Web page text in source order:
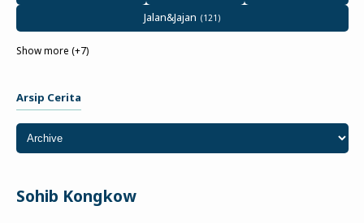
Jalan&Jajan
Show more (+7)
Arsip Cerita
Sohib Kongkow